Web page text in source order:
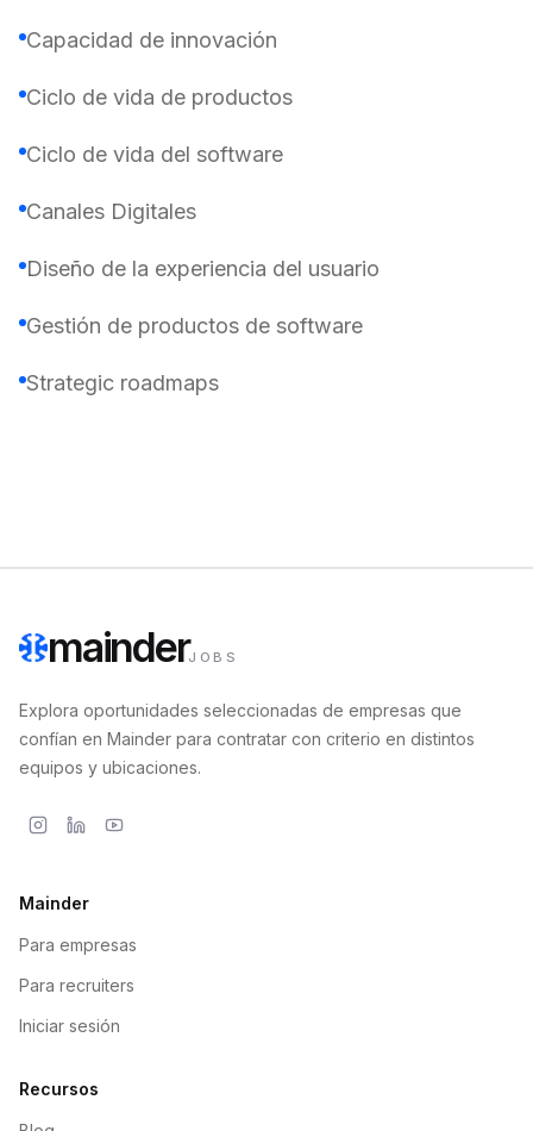
Capacidad de innovación
Ciclo de vida de productos
Ciclo de vida del software
Canales Digitales
Diseño de la experiencia del usuario
Gestión de productos de software
Strategic roadmaps
mainderJOBS
Explora oportunidades seleccionadas de empresas que
confían en Mainder para contratar con criterio en distintos
equipos y ubicaciones.
Mainder
Para empresas
Para recruiters
Iniciar sesión
Recursos